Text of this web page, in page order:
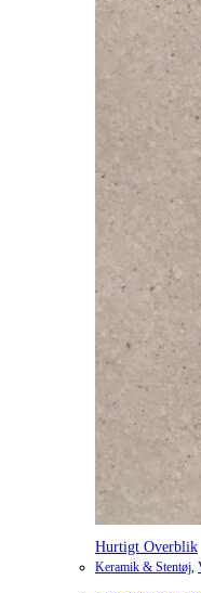
Hurtigt Overblik
Keramik & Stentøj